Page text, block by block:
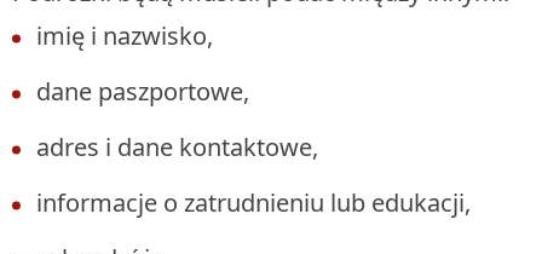
imię i nazwisko,
dane paszportowe,
adres i dane kontaktowe,
informacje o zatrudnieniu lub edukacji,